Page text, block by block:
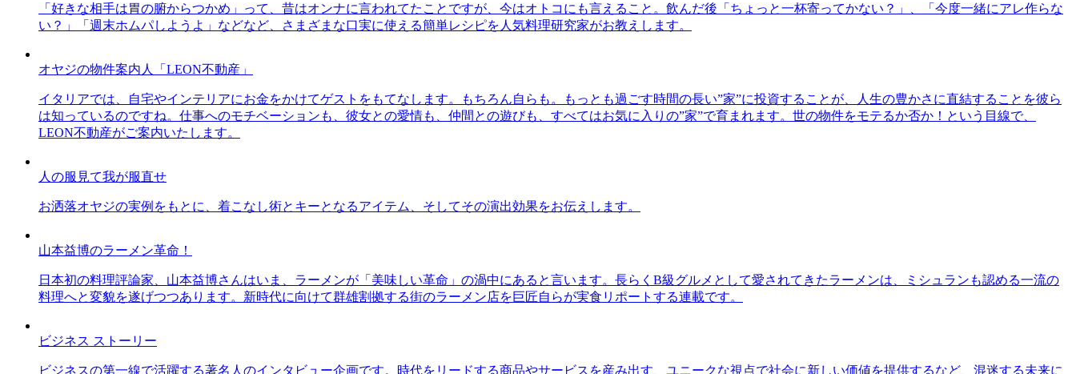
「好きな相手は胃の腑からつかめ」って、昔はオンナに言われてたことですが、今はオトコにも言えること。飲んだ後「ちょっと一杯寄ってかない？」、「今度一緒にアレ作らな
い？」「週末ホムパしようよ」などなど、さまざまな口実に使える簡単レシピを人気料理研究家がお教えします。
オヤジの物件案内人「LEON不動産」
イタリアでは、自宅やインテリアにお金をかけてゲストをもてなします。もちろん自らも。もっとも過ごす時間の長い”家”に投資することが、人生の豊かさに直結することを彼ら
は知っているのですね。仕事へのモチベーションも、彼女との愛情も、仲間との遊びも、すべてはお気に入りの”家”で育まれます。世の物件をモテるか否か！という目線で、
LEON不動産がご案内いたします。
人の服見て我が服直せ
お洒落オヤジの実例をもとに、着こなし術とキーとなるアイテム、そしてその演出効果をお伝えします。
山本益博のラーメン革命！
日本初の料理評論家、山本益博さんはいま、ラーメンが「美味しい革命」の渦中にあると言います。長らくB級グルメとして愛されてきたラーメンは、ミシュランも認める一流の
料理へと変貌を遂げつつあります。新時代に向けて群雄割拠する街のラーメン店を巨匠自らが実食リポートする連載です。
ビジネス ストーリー
ビジネスの第一線で活躍する著名人のインタビュー企画です。時代をリードする商品やサービスを産み出す、ユニークな視点で社会に新しい価値を提供するなど、混迷する未来に